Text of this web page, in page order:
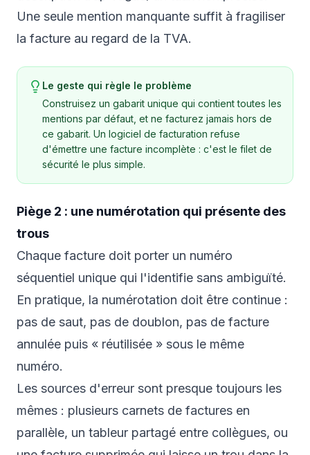
Une seule mention manquante suffit à fragiliser
la facture au regard de la TVA.
Le geste qui règle le problème
Construisez un gabarit unique qui contient toutes les
mentions par défaut, et ne facturez jamais hors de
ce gabarit. Un logiciel de facturation refuse
d'émettre une facture incomplète : c'est le filet de
sécurité le plus simple.
Piège 2 : une numérotation qui présente des
trous
Chaque facture doit porter un numéro
séquentiel unique qui l'identifie sans ambiguïté.
En pratique, la numérotation doit être continue :
pas de saut, pas de doublon, pas de facture
annulée puis « réutilisée » sous le même
numéro.
Les sources d'erreur sont presque toujours les
mêmes : plusieurs carnets de factures en
parallèle, un tableur partagé entre collègues, ou